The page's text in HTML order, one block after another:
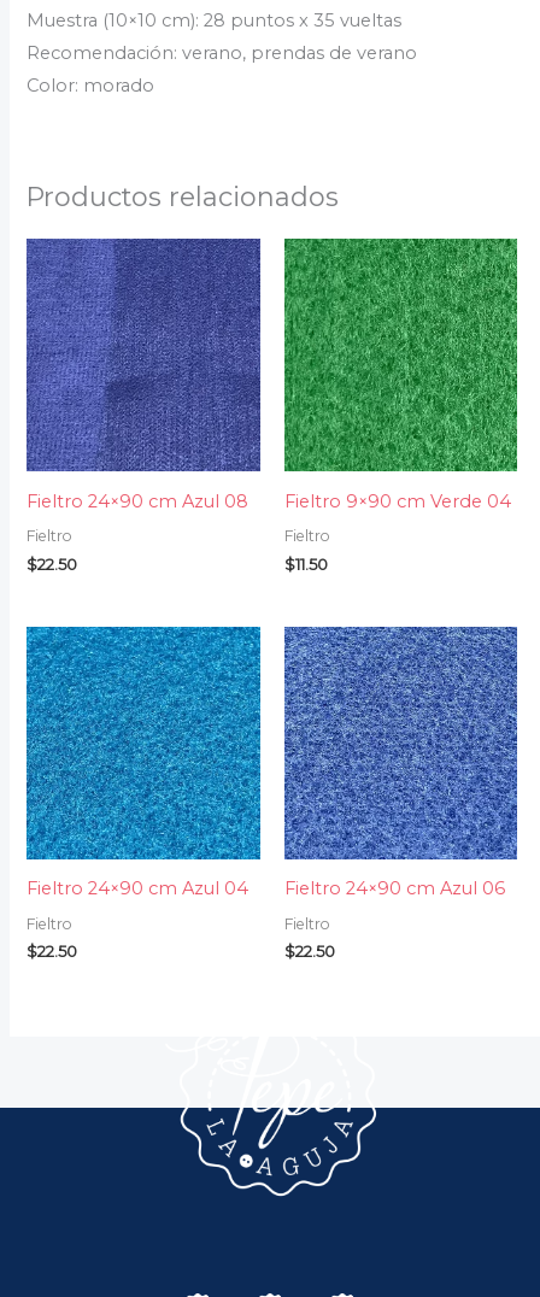
Muestra (10×10 cm): 28 puntos x 35 vueltas
Recomendación: verano, prendas de verano
Color: morado
Productos relacionados
Fieltro 24×90 cm Azul 08
Fieltro
$22.50
Fieltro 9×90 cm Verde 04
Fieltro
$11.50
Fieltro 24×90 cm Azul 04
Fieltro
$22.50
Fieltro 24×90 cm Azul 06
Fieltro
$22.50